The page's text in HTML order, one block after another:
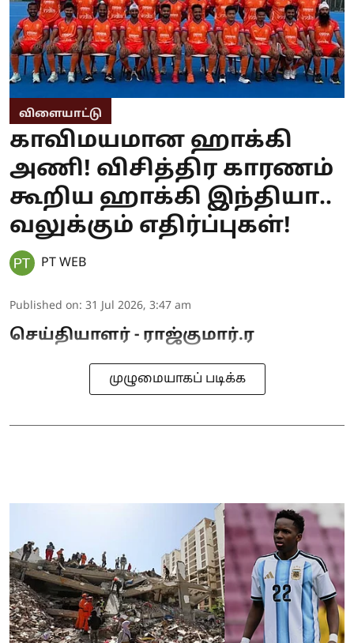
விளையாட்டு
காவிமயமான ஹாக்கி
அணி! விசித்திர காரணம்
கூறிய ஹாக்கி இந்தியா..
வலுக்கும் எதிர்ப்புகள்!
PT WEB
Published on: 31 Jul 2026, 3:47 am
செய்தியாளர் - ராஜ்குமார்.ர
முழுமையாகப் படிக்க